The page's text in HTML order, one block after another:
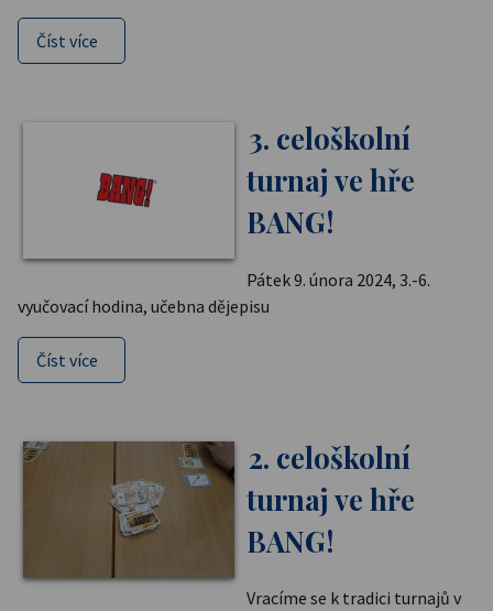
Číst více
3. celoškolní
turnaj ve hře
BANG!
Pátek 9. února 2024, 3.-6.
vyučovací hodina, učebna dějepisu
Číst více
2. celoškolní
turnaj ve hře
BANG!
Vracíme se k tradici turnajů v